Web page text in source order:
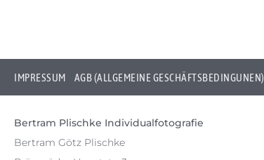
IMPRESSUM AGB (ALLGEMEINE GESCHÄFTSBEDINGUNEN)
Bertram Plischke Individualfotografie
Bertram Götz Plischke